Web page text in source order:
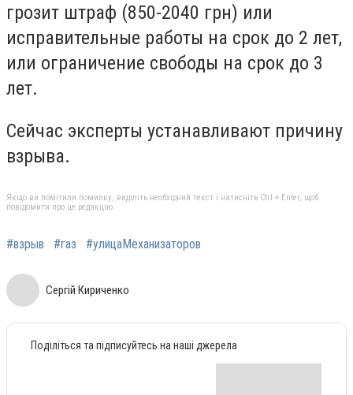
грозит штраф (850-2040 грн) или
исправительные работы на срок до 2 лет,
или ограничение свободы на срок до 3
лет.
Сейчас эксперты устанавливают причину
взрыва.
Якщо ви помітили помилку, виділіть необхідний текст і натисніть Ctrl + Enter, щоб
повідомити про це редакцію
#взрыв #газ #улицаМеханизаторов
Сергій Кириченко
Поділіться та підписуйтесь на наші джерела